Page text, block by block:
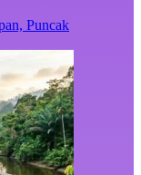
Puncak